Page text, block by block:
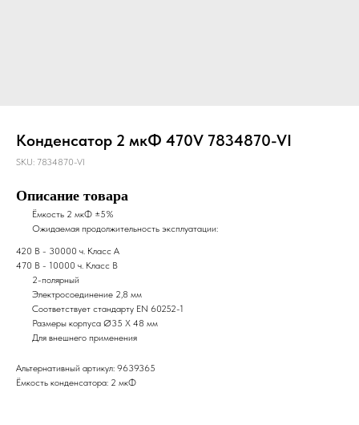
Конденсатор 2 мкФ 470V 7834870-VI
SKU: 7834870-VI
Описание товара
Ёмкость 2 мкФ ±5%
Ожидаемая продолжительность эксплуатации:
420 В - 30000 ч. Класс А
470 В - 10000 ч. Класс B
2-полярный
Электросоединение 2,8 мм
Соответствует стандарту EN 60252-1
Размеры корпуса Ø35 X 48 мм
Для внешнего применения
Альтернативный артикул: 9639365
Ёмкость конденсатора: 2 мкФ